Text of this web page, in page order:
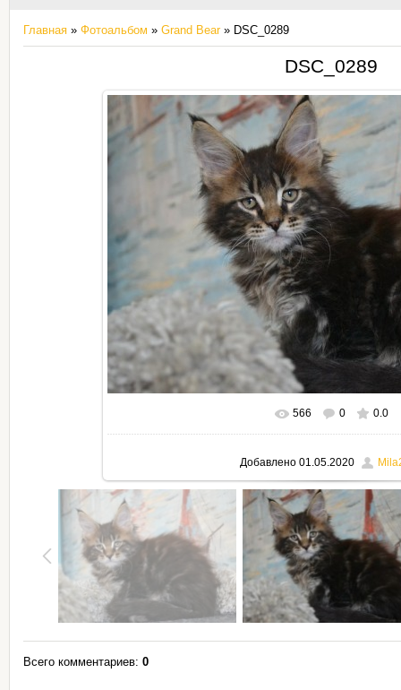
Главная » Фотоальбом » Grand Bear» DSC_0289
DSC_0289
В реальном размере 795x530
566 0 0.0
Добавлено01.05.2020
Всего комментариев: 0